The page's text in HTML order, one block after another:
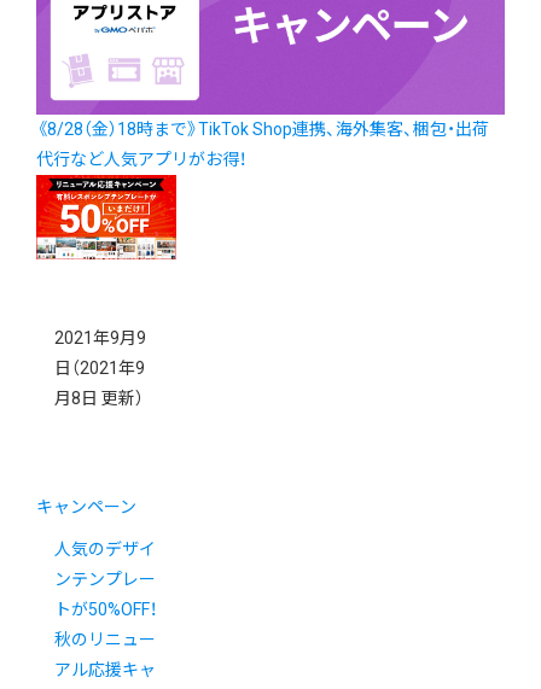
《8/28（金）18時まで》TikTok Shop連携、海外集客、梱包・出荷
代行など人気アプリがお得！
2021年9月9
日 （2021年9
月8日 更新）
キャンペーン
人気のデザイ
ンテンプレー
トが50%OFF！
秋のリニュー
アル応援キャ